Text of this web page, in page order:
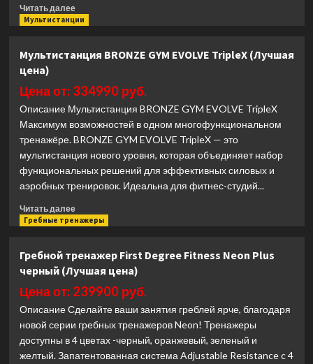
Читать далееПрочитать
больше
комплекс
SVENSSON
BODY
LABS
RIGEL
PRO
(Лучшая
Мультистанции
Мультистанция BRONZE GYM EVOLVE TripleX (Лучшая
цена)
Цена от: 334990 руб.
Описание Мультистанция BRONZE GYM EVOLVE TripleX
Максимум возможностей в одном многофункциональном
тренажёре. BRONZE GYM EVOLVE TripleX — это
мультистанция нового уровня, которая объединяет набор
функциональных решений для эффективных силовых и
аэробных тренировок. Идеальна для фитнес-студий...
Читать далееПрочитать
больше
BRONZE
GYM
EVOLVE
TripleX
(Лучшая
цена)
Гребные тренажеры
Гребной тренажер First Degree Fitness Neon Plus
черный (Лучшая цена)
Цена от: 239900 руб.
Описание Сделайте ваши занятия греблей ярче, благодаря
новой серии гребных тренажеров Neon! Тренажеры
доступны в 4 цветах -черный, оранжевый, зеленый и
желтый. Запатентованная система Adjustable Resistance c 4